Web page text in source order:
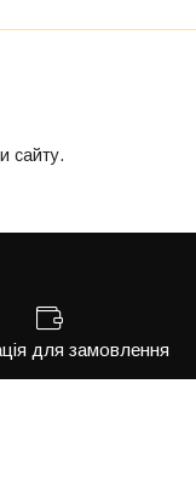
сайту.
для замовлення